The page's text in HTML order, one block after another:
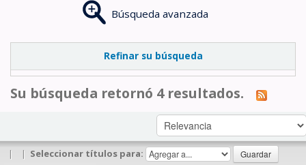
Búsqueda avanzada
Refinar su búsqueda
Su búsqueda retornó 4 resultados.
| | Seleccionar títulos para: